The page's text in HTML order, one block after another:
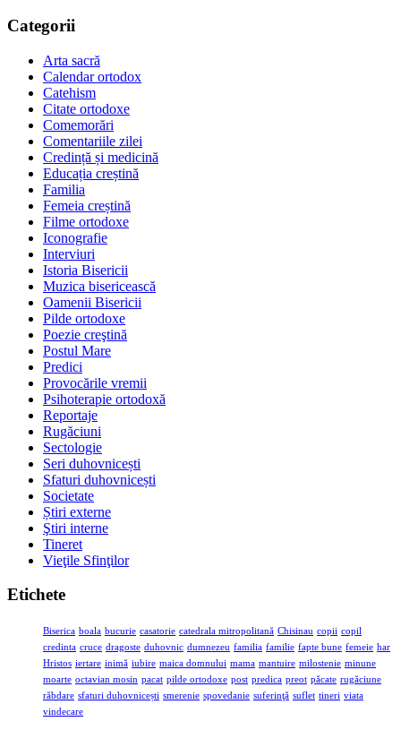
Categorii
Arta sacră
Calendar ortodox
Catehism
Citate ortodoxe
Comemorări
Comentariile zilei
Credință și medicină
Educația creștină
Familia
Femeia creștină
Filme ortodoxe
Iconografie
Interviuri
Istoria Bisericii
Muzica bisericească
Oamenii Bisericii
Pilde ortodoxe
Poezie creştină
Postul Mare
Predici
Provocările vremii
Psihoterapie ortodoxă
Reportaje
Rugăciuni
Sectologie
Seri duhovnicești
Sfaturi duhovnicești
Societate
Știri externe
Ştiri interne
Tineret
Vieţile Sfinţilor
Etichete
Biserica boala bucurie casatorie catedrala mitropolitană Chisinau copii copil
credinta cruce dragoste duhovnic dumnezeu familia familie fapte bune femeie har
Hristos iertare inimă iubire maica domnului mama mantuire milostenie minune
moarte octavian mosin pacat pilde ortodoxe post predica preot păcate rugăciune
răbdare sfaturi duhovnicești smerenie spovedanie suferinţă suflet tineri viata
vindecare